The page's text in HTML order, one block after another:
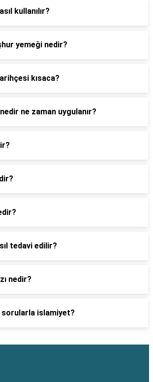
kullanılır?
yemeği nedir?
kısaca?
ne zaman uygulanır?
tedavi edilir?
nedir?
islamiyet?